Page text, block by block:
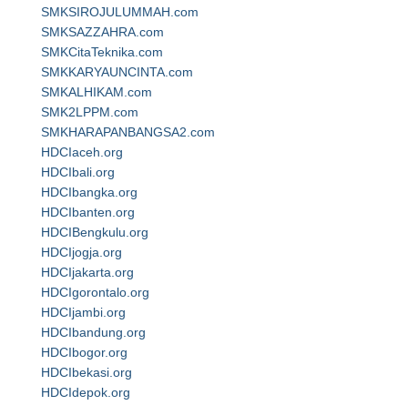
SMKSIROJULUMMAH.com
SMKSAZZAHRA.com
SMKCitaTeknika.com
SMKKARYAUNCINTA.com
SMKALHIKAM.com
SMK2LPPM.com
SMKHARAPANBANGSA2.com
HDCIaceh.org
HDCIbali.org
HDCIbangka.org
HDCIbanten.org
HDCIBengkulu.org
HDCIjogja.org
HDCIjakarta.org
HDCIgorontalo.org
HDCIjambi.org
HDCIbandung.org
HDCIbogor.org
HDCIbekasi.org
HDCIdepok.org